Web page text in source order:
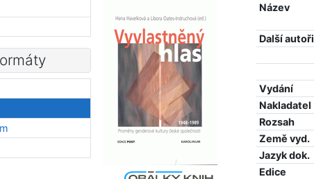
Název
Další autoři
Vydání
Nakladatel
Rozsah
Země vyd.
Jazyk dok.
Edice